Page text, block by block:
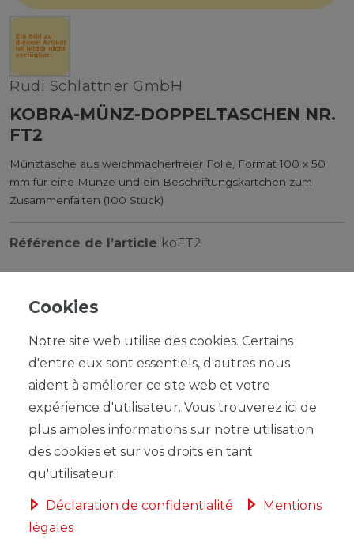
Rudi Schlattner GmbH
KOBRA-MÜNZ-DOPPELTASCHEN NR.
FT2
Münztasche aus weichmacherfreier Folie, Format 100 x 50
mm für eine Münze und ein Beschriftungskärtchen zum
Zusammenfalten (100 Stück)
Référence de l’article koFT2
UVP 18,90 €
16,99 EUR
Contenu1
Prix de base16,99 € / Stück
Cookies
Notre site web utilise des cookies. Certains
d'entre eux sont essentiels, d'autres nous
aident à améliorer ce site web et votre
expérience d'utilisateur. Vous trouverez ici de
plus amples informations sur notre utilisation
des cookies et sur vos droits en tant
qu'utilisateur:
Déclaration de confidentialité
Mentions
légales